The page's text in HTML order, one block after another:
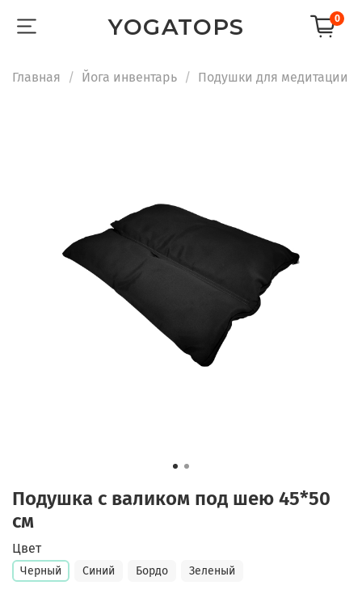
YOGATOPS 0
Главная Йога инвентарь Подушки для медитации
Подушка с валиком под шею 45*50
см
Цвет
Черный Синий Бордо Зеленый